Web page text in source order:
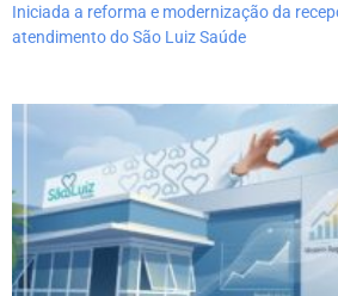
Iniciada a reforma e modernização da
atendimento do São Luiz Saúde